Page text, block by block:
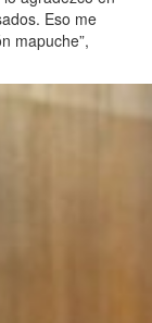
Eso me
mapuche”,